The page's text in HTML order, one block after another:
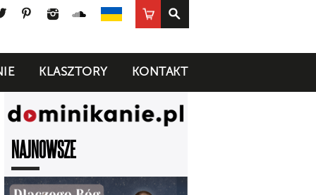
TwitterPinterestInstagramSoundCloud
UA
Sklep
KONTAKT
KLASZTORY
NAJNOWSZE